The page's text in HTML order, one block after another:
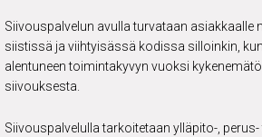
Siivouspalvelun avulla turvataan asiakkaalle
siistissä ja viihtyisässä kodissa silloinkin,
alentuneen toimintakyvyn vuoksi
siivouksesta.
Siivouspalvelulla tarkoitetaan ylläpito-,